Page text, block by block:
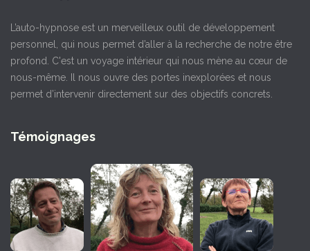
L’auto-hypnose est un merveilleux outil de développement
personnel, qui nous permet d’aller à la recherche de notre être
profond. C'est un voyage intérieur qui nous mène au cœur de
nous-même. Il nous ouvre des portes inexplorées et nous
permet d’intervenir directement sur des objectifs concrets.
Témoignages